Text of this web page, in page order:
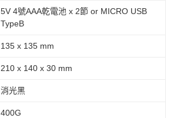
5V 4號AAA乾電池 x 2節 or MICRO USB
TypeB
135 x 135 mm
210 x 140 x 30 mm
消光黑
400G